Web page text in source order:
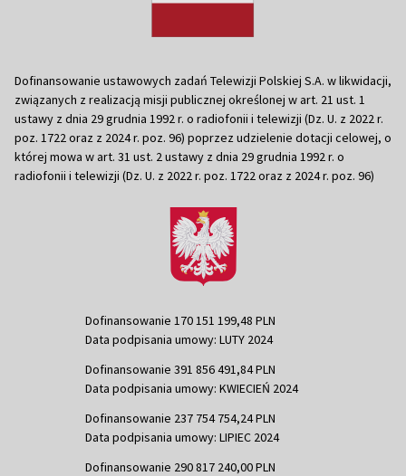
Dofinansowanie ustawowych zadań Telewizji Polskiej S.A. w likwidacji,
związanych z realizacją misji publicznej określonej w art. 21 ust. 1
ustawy z dnia 29 grudnia 1992 r. o radiofonii i telewizji (Dz. U. z 2022 r.
poz. 1722 oraz z 2024 r. poz. 96) poprzez udzielenie dotacji celowej, o
której mowa w art. 31 ust. 2 ustawy z dnia 29 grudnia 1992 r. o
radiofonii i telewizji (Dz. U. z 2022 r. poz. 1722 oraz z 2024 r. poz. 96)
Dofinansowanie 170 151 199,48 PLN
Data podpisania umowy: LUTY 2024
Dofinansowanie 391 856 491,84 PLN
Data podpisania umowy: KWIECIEŃ 2024
Dofinansowanie 237 754 754,24 PLN
Data podpisania umowy: LIPIEC 2024
Dofinansowanie 290 817 240,00 PLN